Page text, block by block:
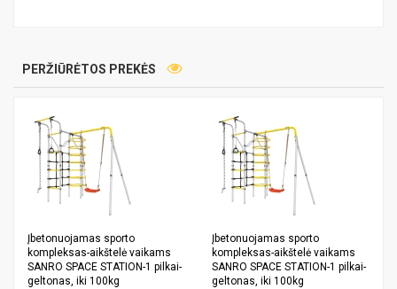
PERŽIŪRĖTOS PREKĖS
Įbetonuojamas sporto
kompleksas-aikštelė vaikams
SANRO SPACE STATION-1 pilkai-
geltonas, iki 100kg
Įbetonuojamas sporto
kompleksas-aikštelė vaikams
SANRO SPACE STATION-1 pilkai-
geltonas, iki 100kg